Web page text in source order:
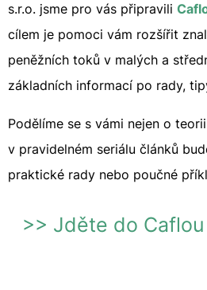
s.r.o. jsme pro vás připravili
cílem je pomoci vám rozšířit
peněžních toků v malých a
základních informací po rady,
Podělíme se s vámi nejen o
v pravidelném seriálu článků
praktické rady nebo poučné
>> Jděte do